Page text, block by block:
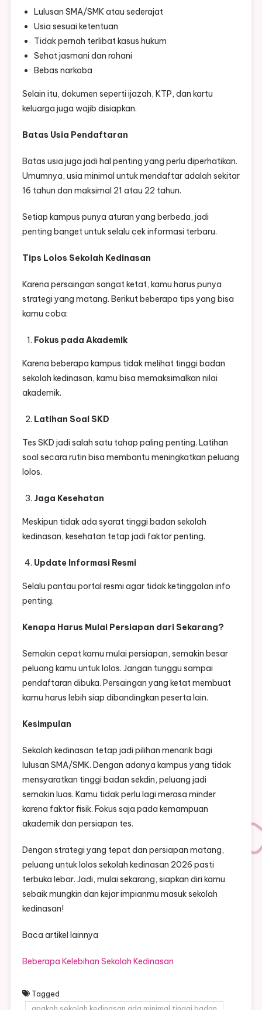
Lulusan SMA/SMK atau sederajat
Usia sesuai ketentuan
Tidak pernah terlibat kasus hukum
Sehat jasmani dan rohani
Bebas narkoba
Selain itu, dokumen seperti ijazah, KTP, dan kartu
keluarga juga wajib disiapkan.
Batas Usia Pendaftaran
Batas usia juga jadi hal penting yang perlu diperhatikan.
Umumnya, usia minimal untuk mendaftar adalah sekitar
16 tahun dan maksimal 21 atau 22 tahun.
Setiap kampus punya aturan yang berbeda, jadi
penting banget untuk selalu cek informasi terbaru.
Tips Lolos Sekolah Kedinasan
Karena persaingan sangat ketat, kamu harus punya
strategi yang matang. Berikut beberapa tips yang bisa
kamu coba:
Fokus pada Akademik
Karena beberapa kampus tidak melihat tinggi badan
sekolah kedinasan, kamu bisa memaksimalkan nilai
akademik.
Latihan Soal SKD
Tes SKD jadi salah satu tahap paling penting. Latihan
soal secara rutin bisa membantu meningkatkan peluang
lolos.
Jaga Kesehatan
Meskipun tidak ada syarat tinggi badan sekolah
kedinasan, kesehatan tetap jadi faktor penting.
Update Informasi Resmi
Selalu pantau portal resmi agar tidak ketinggalan info
penting.
Kenapa Harus Mulai Persiapan dari Sekarang?
Semakin cepat kamu mulai persiapan, semakin besar
peluang kamu untuk lolos. Jangan tunggu sampai
pendaftaran dibuka. Persaingan yang ketat membuat
kamu harus lebih siap dibandingkan peserta lain.
Kesimpulan
Sekolah kedinasan tetap jadi pilihan menarik bagi
lulusan SMA/SMK. Dengan adanya kampus yang tidak
mensyaratkan tinggi badan sekdin, peluang jadi
semakin luas. Kamu tidak perlu lagi merasa minder
karena faktor fisik. Fokus saja pada kemampuan
akademik dan persiapan tes.
Dengan strategi yang tepat dan persiapan matang,
peluang untuk lolos sekolah kedinasan 2026 pasti
terbuka lebar. Jadi, mulai sekarang, siapkan diri kamu
sebaik mungkin dan kejar impianmu masuk sekolah
kedinasan!
Baca artikel lainnya
Beberapa Kelebihan Sekolah Kedinasan
Tagged